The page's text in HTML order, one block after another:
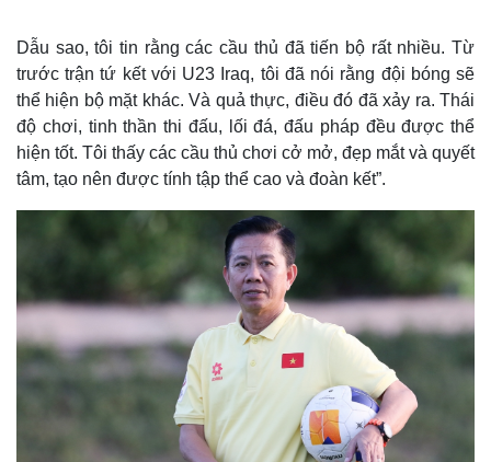
Dẫu sao, tôi tin rằng các cầu thủ đã tiến bộ rất nhiều. Từ
trước trận tứ kết với U23 Iraq, tôi đã nói rằng đội bóng sẽ
thể hiện bộ mặt khác. Và quả thực, điều đó đã xảy ra. Thái
độ chơi, tinh thần thi đấu, lối đá, đấu pháp đều được thể
hiện tốt. Tôi thấy các cầu thủ chơi cở mở, đẹp mắt và quyết
tâm, tạo nên được tính tập thể cao và đoàn kết”.